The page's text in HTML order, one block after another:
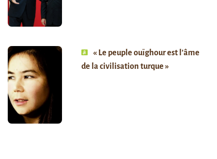
« Le peuple ouïghour est l’âme
de la civilisation turque »